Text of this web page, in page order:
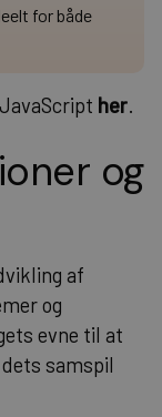
for både
her.
og
af
og
evne til at
samspil